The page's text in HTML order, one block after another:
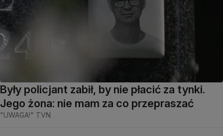
Były policjant zabił, by nie płacić za tynki.
Jego żona: nie mam za co przepraszać
"UWAGA!" TVN